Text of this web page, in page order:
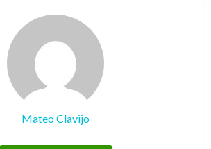
Mateo Clavijo